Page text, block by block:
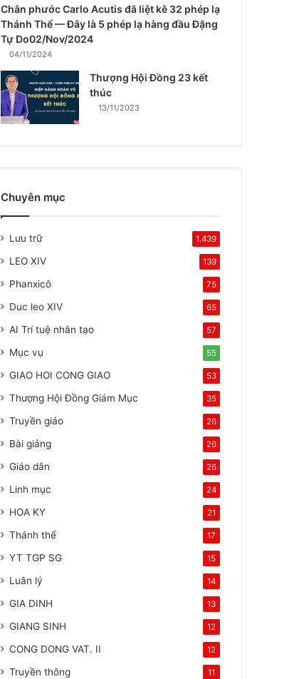
Chân phước Carlo Acutis đã liệt kê 32 phép lạ
Thánh Thể — Đây là 5 phép lạ hàng đầu Đặng
Tự Do02/Nov/2024
04/11/2024
Thượng Hội Đồng 23 kết
thúc
13/11/2023
Chuyên mục
Lưu trữ 1.439
LEO XIV 139
Phanxicô 75
Duc leo XIV 65
AI Trí tuệ nhân tạo 57
Mục vụ 55
GIAO HOI CONG GIAO 53
Thượng Hội Đồng Giám Mục 35
Truyền giáo 26
Bài giảng 26
Giáo dân 26
Linh mục 24
HOA KY 21
Thánh thể 17
YT TGP SG 15
Luân lý 14
GIA DINH 13
GIANG SINH 12
CONG DONG VAT. II 12
Truyền thông 11